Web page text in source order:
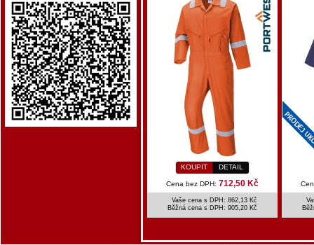
KOUPIT DETAIL
Cena bez DPH: 712,50 Kč
Vaše cena s DPH: 862,13 Kč
Běžná cena s DPH: 905,20 Kč